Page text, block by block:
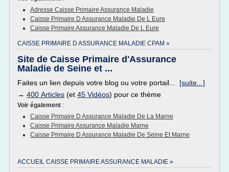
Adresse Caisse Primaire Assurance Maladie
Caisse Primaire D Assurance Maladie De L Eure
Caisse Primaire Assurance Maladie De L Eure
CAISSE PRIMAIRE D ASSURANCE MALADIE CPAM »
Site de Caisse Primaire d'Assurance
Maladie de Seine et ...
Faites un lien depuis votre blog ou votre portail... [suite...]
→ 400 Articles (et 45 Vidéos) pour ce thème
Voir également :
Caisse Primaire D Assurance Maladie De La Marne
Caisse Primaire Assurance Maladie Marne
Caisse Primaire D Assurance Maladie De Seine Et Marne
ACCUEIL CAISSE PRIMAIRE ASSURANCE MALADIE »